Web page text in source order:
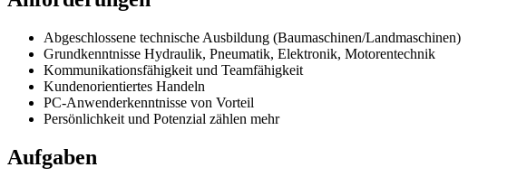
Abgeschlossene technische Ausbildung (Baumaschinen/Landmaschinen)
Grundkenntnisse Hydraulik, Pneumatik, Elektronik, Motorentechnik
Kommunikationsfähigkeit und Teamfähigkeit
Kundenorientiertes Handeln
PC-Anwenderkenntnisse von Vorteil
Persönlichkeit und Potenzial zählen mehr
Aufgaben